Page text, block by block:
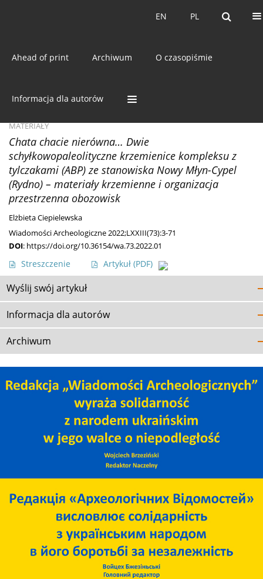
PL
EN PL
EN
Ahead of print Archiwum O czasopiśmie
Informacja dla autorów
Słowo kluczowe metoda
MATERIAŁY
Chata chacie nierówna… Dwie
schyłkowopaleolityczne krzemienice kompleksu z
tylczakami (ABP) ze stanowiska Nowy Młyn-Cypel
(Rydno) – materiały krzemienne i organizacja
przestrzenna obozowisk
Elżbieta Ciepielewska
Wiadomości Archeologiczne 2022;LXXIII(73):3-71
DOI: https://doi.org/10.36154/wa.73.2022.01
Streszczenie Artykuł (PDF)
Wyślij swój artykuł
Informacja dla autorów
Archiwum